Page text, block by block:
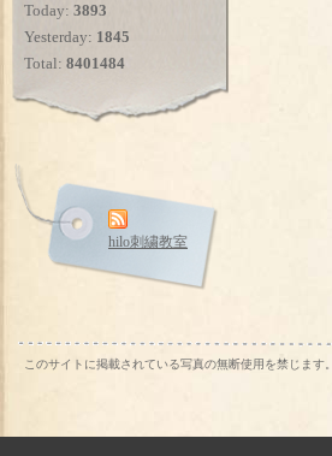
Today: 3893
Yesterday: 1845
Total: 8401484
hilo刺繍教室
このサイトに掲載されている写真の無断使用を禁じます。